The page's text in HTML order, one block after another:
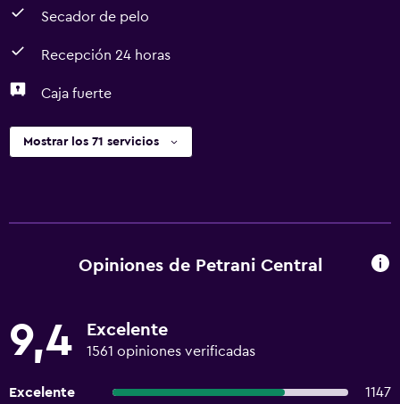
Secador de pelo
Recepción 24 horas
Caja fuerte
Mostrar los 71 servicios
Opiniones de Petrani Central
9,4 Excelente
1561 opiniones verificadas
Excelente 1147